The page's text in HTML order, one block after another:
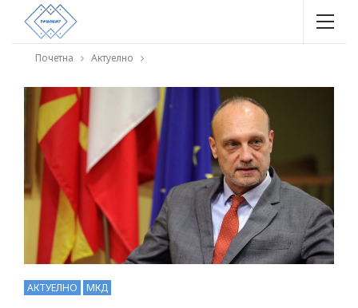
Почетна Актуелно
АКТУЕЛНО МКД